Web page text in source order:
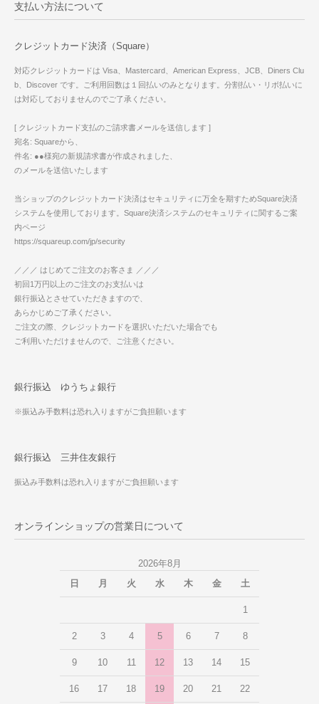
支払い方法について
クレジットカード決済（Square）
対応クレジットカードは Visa、Mastercard、American Express、JCB、Diners Clu
b、Discover です。ご利用回数は１回払いのみとなります。分割払い・リボ払いに
は対応しておりませんのでご了承ください。
[ クレジットカード支払のご請求書メールを送信します ]
宛名: Squareから、
件名: ●●様宛の新規請求書が作成されました、
のメールを送信いたします
当ショップのクレジットカード決済はセキュリティに万全を期すためSquare決済
システムを使用しております。Square決済システムのセキュリティに関するご案
内ページ
https://squareup.com/jp/security
／／／ はじめてご注文のお客さま ／／／
初回1万円以上のご注文のお支払いは
銀行振込とさせていただきますので、
あらかじめご了承ください。
ご注文の際、クレジットカードを選択いただいた場合でも
ご利用いただけませんので、ご注意ください。
銀行振込 ゆうちょ銀行
※振込み手数料は恐れ入りますがご負担願います
銀行振込 三井住友銀行
振込み手数料は恐れ入りますがご負担願います
オンラインショップの営業日について
2026年8月
日
月 火 水 木 金 土
1
2 3 4 5 6 7 8
9 10 11 12 13 14 15
16 17 18 19 20 21 22